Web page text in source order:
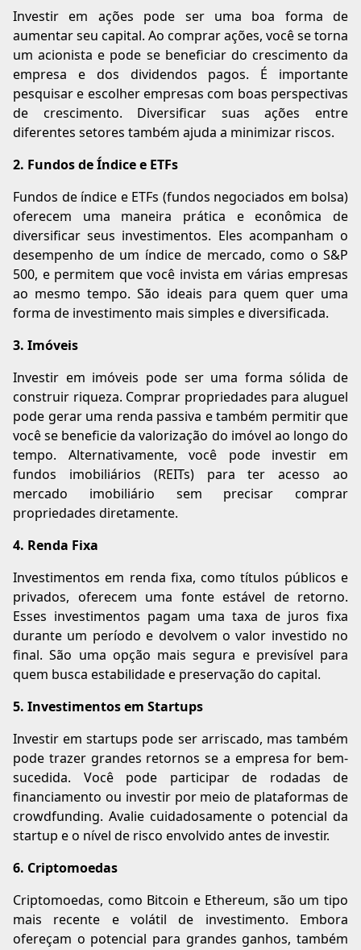
Investir em ações pode ser uma boa forma de
aumentar seu capital. Ao comprar ações, você se torna
um acionista e pode se beneficiar do crescimento da
empresa e dos dividendos pagos. É importante
pesquisar e escolher empresas com boas perspectivas
de crescimento. Diversificar suas ações entre
diferentes setores também ajuda a minimizar riscos.
2. Fundos de Índice e ETFs
Fundos de índice e ETFs (fundos negociados em bolsa)
oferecem uma maneira prática e econômica de
diversificar seus investimentos. Eles acompanham o
desempenho de um índice de mercado, como o S&P
500, e permitem que você invista em várias empresas
ao mesmo tempo. São ideais para quem quer uma
forma de investimento mais simples e diversificada.
3. Imóveis
Investir em imóveis pode ser uma forma sólida de
construir riqueza. Comprar propriedades para aluguel
pode gerar uma renda passiva e também permitir que
você se beneficie da valorização do imóvel ao longo do
tempo. Alternativamente, você pode investir em
fundos imobiliários (REITs) para ter acesso ao
mercado imobiliário sem precisar comprar
propriedades diretamente.
4. Renda Fixa
Investimentos em renda fixa, como títulos públicos e
privados, oferecem uma fonte estável de retorno.
Esses investimentos pagam uma taxa de juros fixa
durante um período e devolvem o valor investido no
final. São uma opção mais segura e previsível para
quem busca estabilidade e preservação do capital.
5. Investimentos em Startups
Investir em startups pode ser arriscado, mas também
pode trazer grandes retornos se a empresa for bem-
sucedida. Você pode participar de rodadas de
financiamento ou investir por meio de plataformas de
crowdfunding. Avalie cuidadosamente o potencial da
startup e o nível de risco envolvido antes de investir.
6. Criptomoedas
Criptomoedas, como Bitcoin e Ethereum, são um tipo
mais recente e volátil de investimento. Embora
ofereçam o potencial para grandes ganhos, também